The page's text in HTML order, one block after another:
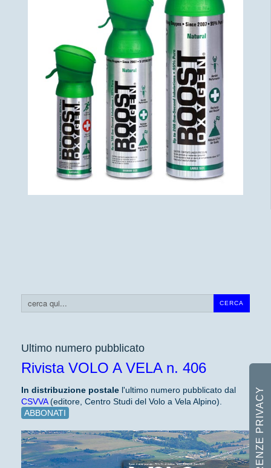
CERCA
Ultimo numero pubblicato
Rivista VOLO A VELA n. 406
In distribuzione postale l'ultimo numero pubblicato dal
CSVVA(editore, Centro Studi del Volo a Vela Alpino).
ABBONATI